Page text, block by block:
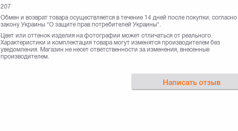
207
Обмен и возврат товара осуществляется в течение 14 дней после покупки, согласно
закону Украины "О защите прав потребителей Украины".
Цвет или оттенок изделия на фотографии может отличаться от реального.
Характеристики и комплектация товара могут изменятся производителем без
уведомления. Магазин не несет ответственности за изменения, внесенные
производителем.
Написать отзыв